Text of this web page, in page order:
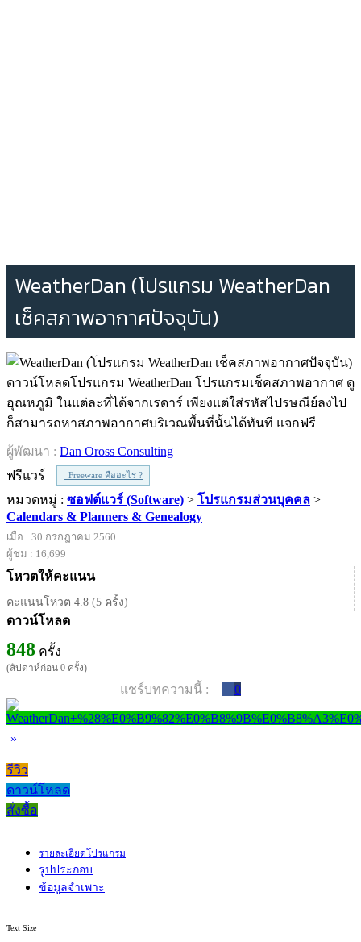
WeatherDan (โปรแกรม WeatherDan
เช็คสภาพอากาศปัจจุบัน)
ดาวน์โหลดโปรแกรม WeatherDan โปรแกรมเช็คสภาพอากาศ ดู
อุณหภูมิ ในแต่ละที่ได้จากเรดาร์ เพียงแต่ใส่รหัสไปรษณีย์ลงไป
ก็สามารถหาสภาพอากาศบริเวณพื้นที่นั้นได้ทันที แจกฟรี
ผู้พัฒนา : Dan Oross Consulting
ฟรีแวร์
Freeware คืออะไร ?
หมวดหมู่ : ซอฟต์แวร์ (Software) > โปรแกรมส่วนบุคคล >
Calendars & Planners & Genealogy
เมื่อ : 30 กรกฎาคม 2560
ผู้ชม : 16,699
โหวตให้คะแนน
คะแนนโหวต 4.8 (5 ครั้ง)
ดาวน์โหลด
848 ครั้ง
(สัปดาห์ก่อน 0 ครั้ง)
แชร์บทความนี้ : 0
»
รีวิว
ดาวน์โหลด
สั่งซื้อ
รายละเอียดโปรแกรม
รูปประกอบ
ข้อมูลจำเพาะ
Text Size